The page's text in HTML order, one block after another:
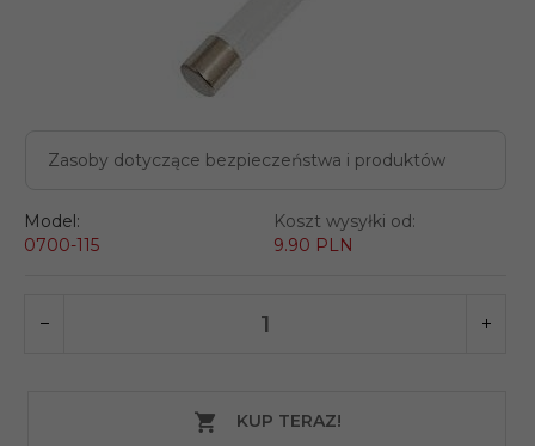
Zasoby dotyczące bezpieczeństwa i produktów
Model:
0700-115
Koszt wysyłki od:
9.90 PLN
KUP TERAZ!